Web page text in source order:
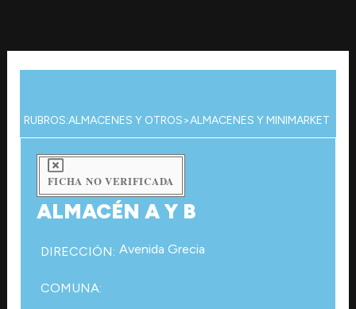
contenido
RUBROS:ALMACENES Y OTROS>ALMACENES Y MINIMARKET
FICHA NO VERIFICADA
ALMACÉN A Y B
DIRECCIÓN: Avenida Grecia
COMUNA: